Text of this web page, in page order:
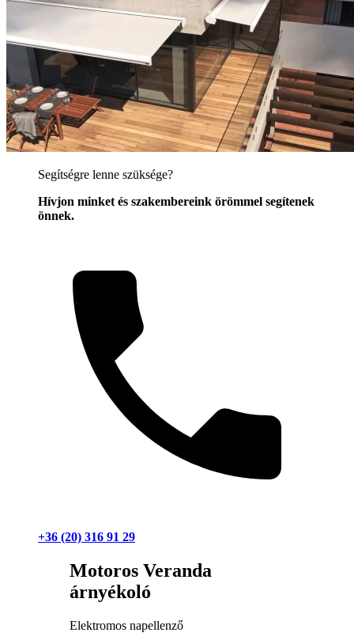
Segítségre lenne szüksége?
Hívjon minket és szakembereink örömmel segítenek
önnek.
+36 (20) 316 91 29
Motoros Veranda
árnyékoló
Elektromos napellenző